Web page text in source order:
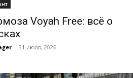
Voyah Free: всё о
- 31 июля, 2026